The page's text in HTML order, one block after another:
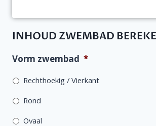
INHOUD ZWEMBAD
Vorm zwembad *
Rechthoekig / Vierkant
Rond
Ovaal